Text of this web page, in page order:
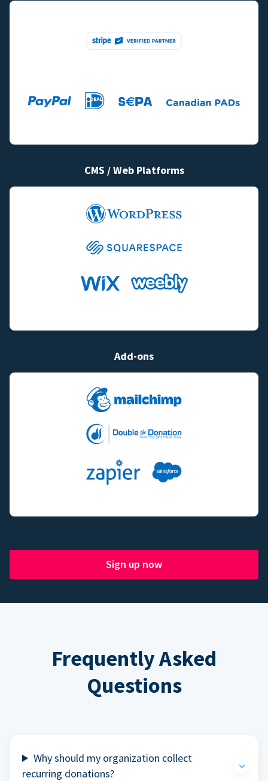
CMS / Web Platforms
Add-ons
Sign up now
Frequently Asked
Questions
Why should my organization collect
recurring donations?